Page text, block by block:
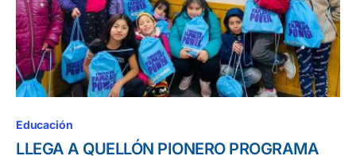
Educación
LLEGA A QUELLÓN PIONERO PROGRAMA